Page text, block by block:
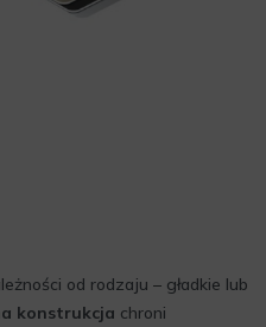
od rodzaju – gładkie lub
konstrukcja chroni